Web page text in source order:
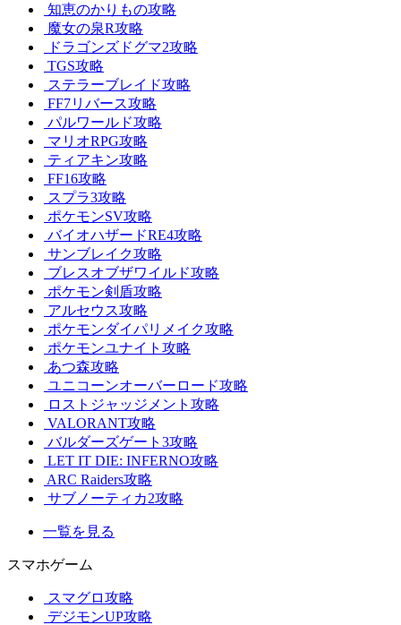
知恵のかりもの攻略
魔女の泉R攻略
ドラゴンズドグマ2攻略
TGS攻略
ステラーブレイド攻略
FF7リバース攻略
パルワールド攻略
マリオRPG攻略
ティアキン攻略
FF16攻略
スプラ3攻略
ポケモンSV攻略
バイオハザードRE4攻略
サンブレイク攻略
ブレスオブザワイルド攻略
ポケモン剣盾攻略
アルセウス攻略
ポケモンダイパリメイク攻略
ポケモンユナイト攻略
あつ森攻略
ユニコーンオーバーロード攻略
ロストジャッジメント攻略
VALORANT攻略
バルダーズゲート3攻略
LET IT DIE: INFERNO攻略
ARC Raiders攻略
サブノーティカ2攻略
一覧を見る
スマホゲーム
スマグロ攻略
デジモンUP攻略